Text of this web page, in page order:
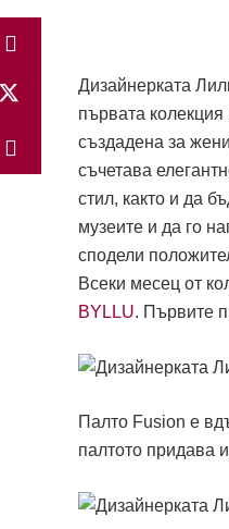
Дизайнерката
първата
създадена за
съчетава
стил, както и да
музеите и да го
сподели
Всеки месец от
BYLLU. Първите
Палто Fusion е
палтото придава